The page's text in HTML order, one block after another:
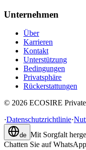
Unternehmen
Über
Karrieren
Kontakt
Unterstützung
Bedingungen
Privatsphäre
Rückerstattungen
© 2026 ECOSIRE
·Datenschutzrichtlinie·
de Mit Sorgfalt
Chatten Sie auf WhatsApp